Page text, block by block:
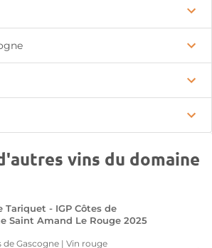
vins du domaine
Tariquet - IGP Côtes de
Saint Amand Le Rouge 2025
de Gascogne | Vin rouge